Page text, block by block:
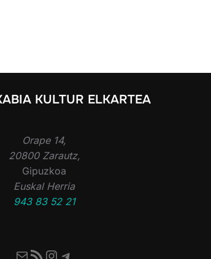
KULTUR ELKARTEA
Orape 14,
20800 Zarautz,
Gipuzkoa
Euskal Herria
943 83 52 21
MailRSS FeedInstagram
Telegram